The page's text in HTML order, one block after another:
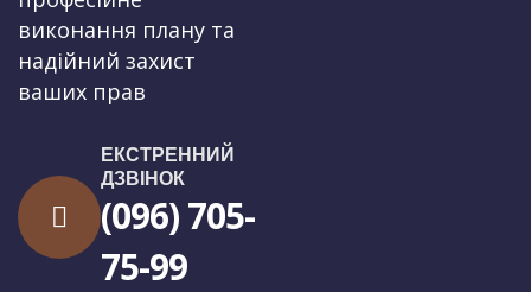
виконання плану та
надійний захист
ваших прав
ЕКСТРЕННИЙ
ДЗВІНОК
(096) 705-
75-99